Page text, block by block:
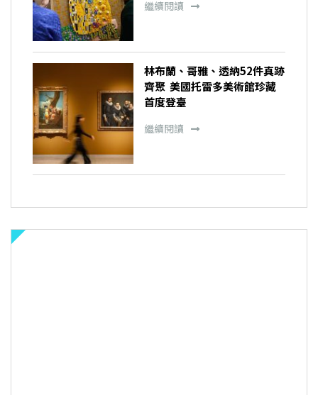
繼續閱讀
林布蘭、哥雅、透納52件真跡
齊聚 美國托雷多美術館珍藏
首度登臺
繼續閱讀